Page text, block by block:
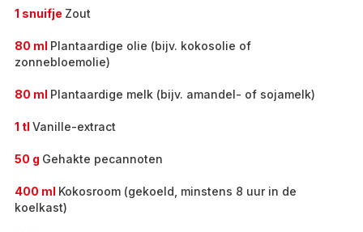
1 snuifje Zout
80 ml Plantaardige olie (bijv. kokosolie of
zonnebloemolie)
80 ml Plantaardige melk (bijv. amandel- of sojamelk)
1 tl Vanille-extract
50 g Gehakte pecannoten
400 ml Kokosroom (gekoeld, minstens 8 uur in de
koelkast)